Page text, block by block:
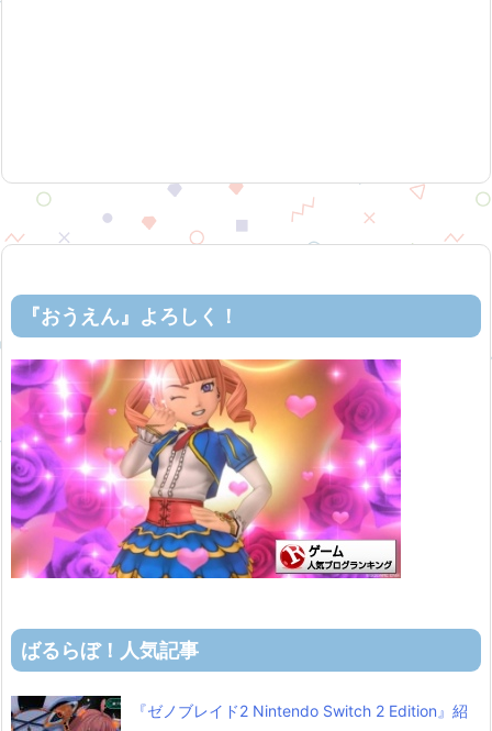
『おうえん』よろしく！
ばるらぼ！人気記事
『ゼノブレイド2 Nintendo Switch 2 Edition』紹